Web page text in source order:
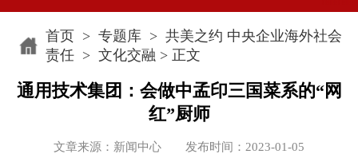
首页> 专题库> 共美之约 中央企业海外社会
责任> 文化交融 > 正文
通用技术集团：会做中孟印三国菜系的“网
红”厨师
文章来源：新闻中心 发布时间：2023-01-05